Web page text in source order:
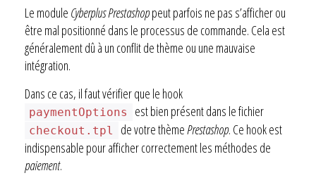
Le module Cyberplus Prestashoppeut parfois ne pas s’afficher ou
être mal positionné dans le processus de commande. Cela est
généralement dû à un conflit de thème ou une mauvaise
intégration.
Dans ce cas, il faut vérifier que le hook
paymentOptions est bien présent dans le fichier
checkout.tpl de votre thèmePrestashop. Ce hook est
indispensable pour afficher correctement les méthodes de
paiement.